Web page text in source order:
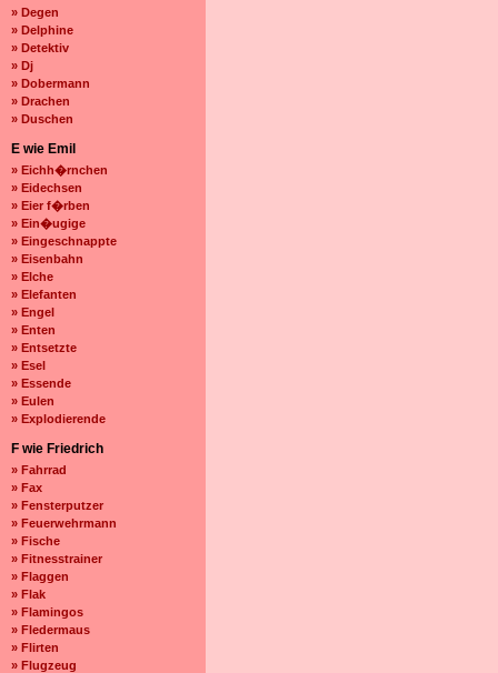
» Degen
» Delphine
» Detektiv
» Dj
» Dobermann
» Drachen
» Duschen
E wie Emil
» Eichh�rnchen
» Eidechsen
» Eier f�rben
» Ein�ugige
» Eingeschnappte
» Eisenbahn
» Elche
» Elefanten
» Engel
» Enten
» Entsetzte
» Esel
» Essende
» Eulen
» Explodierende
F wie Friedrich
» Fahrrad
» Fax
» Fensterputzer
» Feuerwehrmann
» Fische
» Fitnesstrainer
» Flaggen
» Flak
» Flamingos
» Fledermaus
» Flirten
» Flugzeug